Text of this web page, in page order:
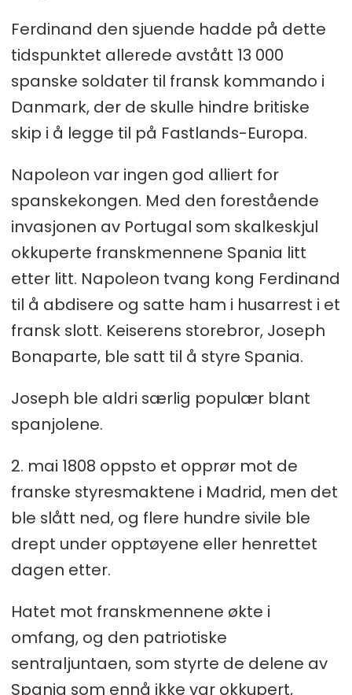
Ferdinand den sjuende hadde på dette
tidspunktet allerede avstått 13 000
spanske soldater til fransk kommando i
Danmark, der de skulle hindre britiske
skip i å legge til på Fastlands-Europa.
Napoleon var ingen god alliert for
spanskekongen. Med den forestående
invasjonen av Portugal som skalkeskjul
okkuperte franskmennene Spania litt
etter litt. Napoleon tvang kong Ferdinand
til å abdisere og satte ham i husarrest i et
fransk slott. Keiserens storebror, Joseph
Bonaparte, ble satt til å styre Spania.
Joseph ble aldri særlig populær blant
spanjolene.
2. mai 1808 oppsto et opprør mot de
franske styresmaktene i Madrid, men det
ble slått ned, og flere hundre sivile ble
drept under opptøyene eller henrettet
dagen etter.
Hatet mot franskmennene økte i
omfang, og den patriotiske
sentraljuntaen, som styrte de delene av
Spania som ennå ikke var okkupert,